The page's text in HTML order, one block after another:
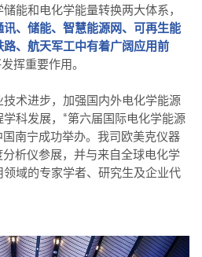
能和电化学能量转换两大体系，
、储能、智慧能源网、可再生能
、航天军工中有着广阔应用前
挥重要作用。
术进步，加强国内外电化学能源
科发展，“第六届国际电化学能源
南宁成功举办。我司欧美克仪器
析仪参展，并与来自全球电化学
域的专家学者、研究生及企业代